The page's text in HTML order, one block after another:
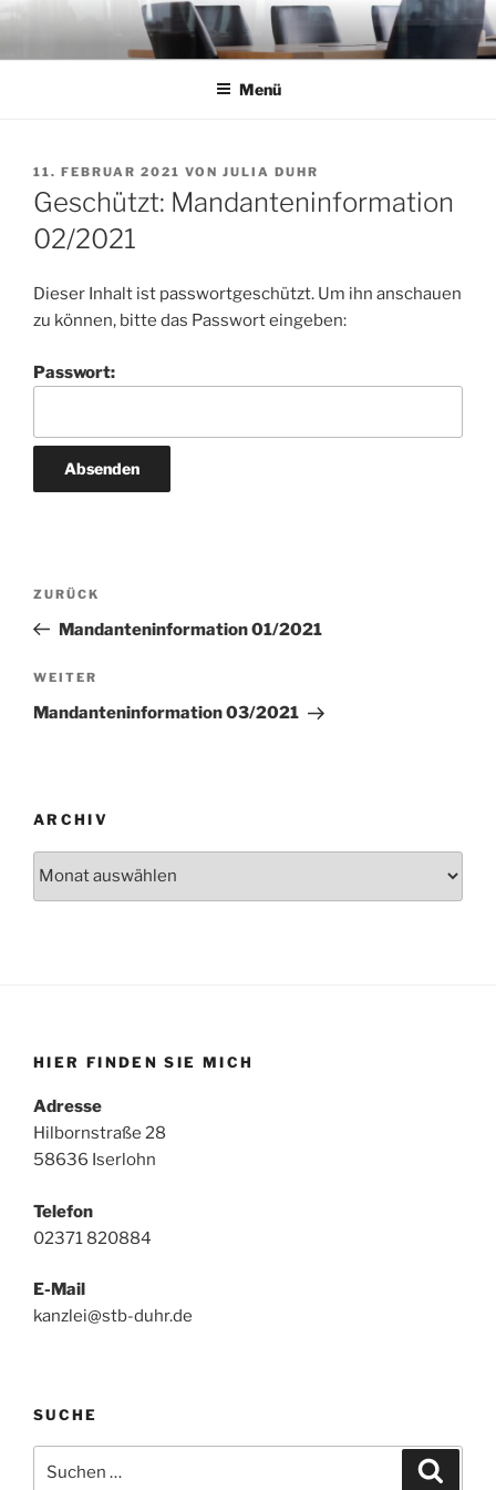
Zum
springen
Menü
VERÖFFENTLICHT
AM
11. FEBRUAR 2021 VON JULIA DUHR
Geschützt: Mandanteninformation
02/2021
Dieser Inhalt ist passwortgeschützt. Um ihn anschauen
zu können, bitte das Passwort eingeben:
Passwort:
Beitragsnavigation
Vorheriger
Beitrag
ZURÜCK
Mandanteninformation 01/2021
Nächster
Beitrag
WEITER
Mandanteninformation 03/2021
ARCHIV
HIER FINDEN SIE MICH
Adresse
Hilbornstraße 28
58636 Iserlohn
Telefon
02371 820884
E-Mail
kanzlei@stb-duhr.de
SUCHE
nach: